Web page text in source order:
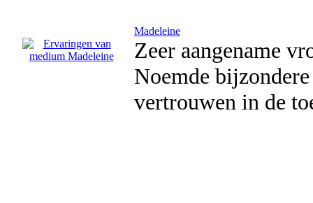
Madeleine
Zeer aangename
Noemde
vertrouwen in de